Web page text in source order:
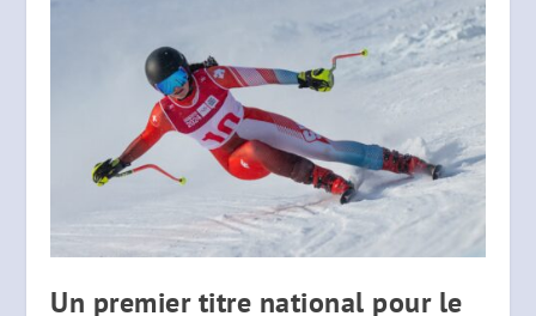
Un premier titre national pour le